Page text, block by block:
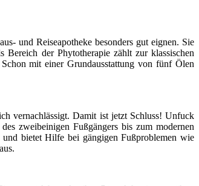
und Reiseapotheke besonders gut eignen. Sie
der Phytotherapie zählt zur klassischen
mit einer Grundausstattung von fünf Ölen
vernachlässigt. Damit ist jetzt Schluss! Unfuck
zweibeinigen Fußgängers bis zum modernen
bietet Hilfe bei gängigen Fußproblemen wie